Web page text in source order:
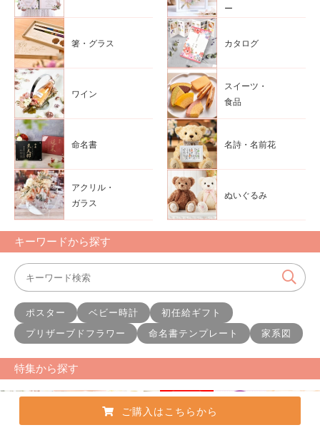
ー
箸・グラス カタログ
ワイン
スイーツ・
食品
命名書 名詩・名前花
アクリル・
ガラス
ぬいぐるみ
キーワードから探す
ポスター ベビー時計
初任給ギフト
プリザーブドフラワー
命名書テンプレート 家系図
特集から探す
ご購入はこちらから